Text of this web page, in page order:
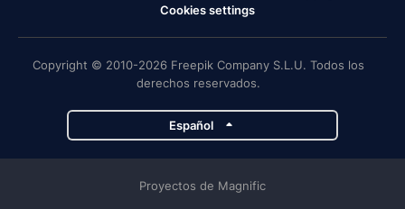
Cookies settings
Copyright © 2010-2026 Freepik Company S.L.U. Todos los
derechos reservados.
Español
Proyectos de Magnific